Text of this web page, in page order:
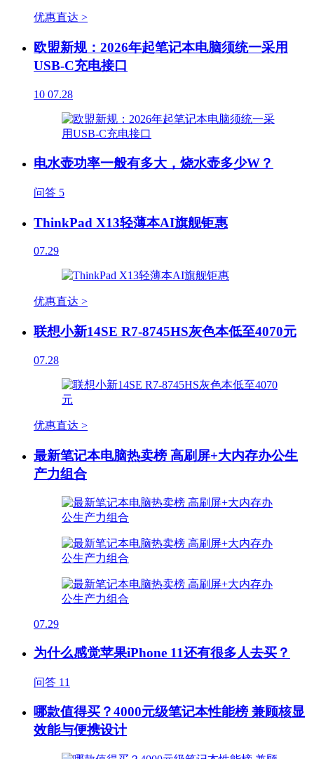
优惠直达 >
欧盟新规：2026年起笔记本电脑须统一采用
USB-C充电接口
10 07.28
电水壶功率一般有多大，烧水壶多少W？
问答 5
ThinkPad X13轻薄本AI旗舰钜惠
07.29
优惠直达 >
联想小新14SE R7-8745HS灰色本低至4070元
07.28
优惠直达 >
最新笔记本电脑热卖榜 高刷屏+大内存办公生
产力组合
07.29
为什么感觉苹果iPhone 11还有很多人去买？
问答 11
哪款值得买？4000元级笔记本性能榜 兼顾核显
效能与便携设计